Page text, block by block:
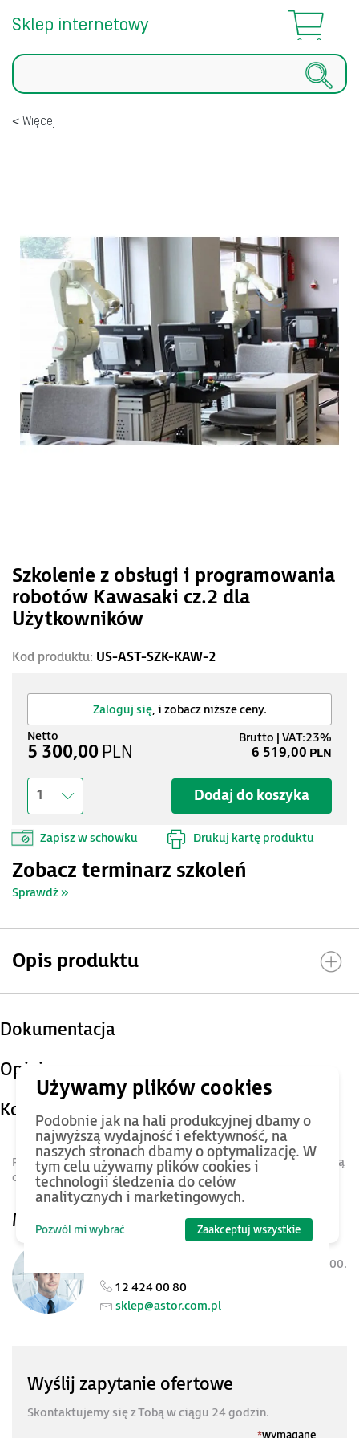
Sklep internetowy
Szukaj
Więcej
Szkolenie z obsługi i programowania
robotów Kawasaki cz.2 dla
Użytkowników
Kod produktu: US-AST-SZK-KAW-2
Zaloguj się, i zobacz niższe ceny.
Dodaj do koszyka
1
Zapisz w schowku Drukuj kartę produktu
5 300,00 PLN 6 519,00 PLN
Zobacz terminarz szkoleń
Sprawdź »
Opis produktu
Dokumentacja
Opinie
Kontakt
Potrzebujesz pomocy? Skontaktuj się z nami. Z przyjemnością
odpowiemy na wszystkie Twoje pytania.
Masz pytania?
Jesteśmy dostępni w dni robocze 8:00-16:00.
12 424 00 80
sklep@astor.com.pl
Wyślij zapytanie ofertowe
Skontaktujemy się z Tobą w ciągu 24 godzin.
Podobnie jak na hali produkcyjnej dbamy o
najwyższą wydajność i efektywność, na
naszych stronach dbamy o optymalizację. W
tym celu używamy plików cookies i
technologii śledzenia do celów
analitycznych i marketingowych.
Pozwól mi wybrać Zaakceptuj wszystkie